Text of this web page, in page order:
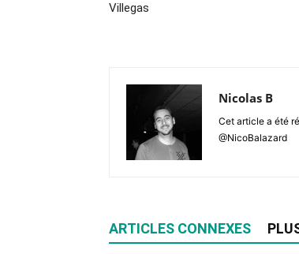
Villegas
Nicolas B
Cet article a été
@NicoBalazard
ARTICLES CONNEXES